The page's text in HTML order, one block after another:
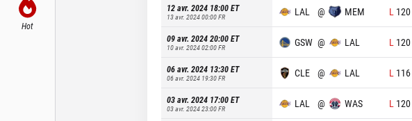
Hot
12 avr. 2024 18:00ET
13 avr. 2024 00:00FR LAL @ MEM L 120
09 avr. 2024 20:00ET
10 avr. 2024 02:00FR GSW @ LAL L 120
06 avr. 2024 13:30ET
06 avr. 2024 19:30FR CLE @ LAL L 116
03 avr. 2024 17:00ET
03 avr. 2024 23:00FR LAL @ WAS L 120